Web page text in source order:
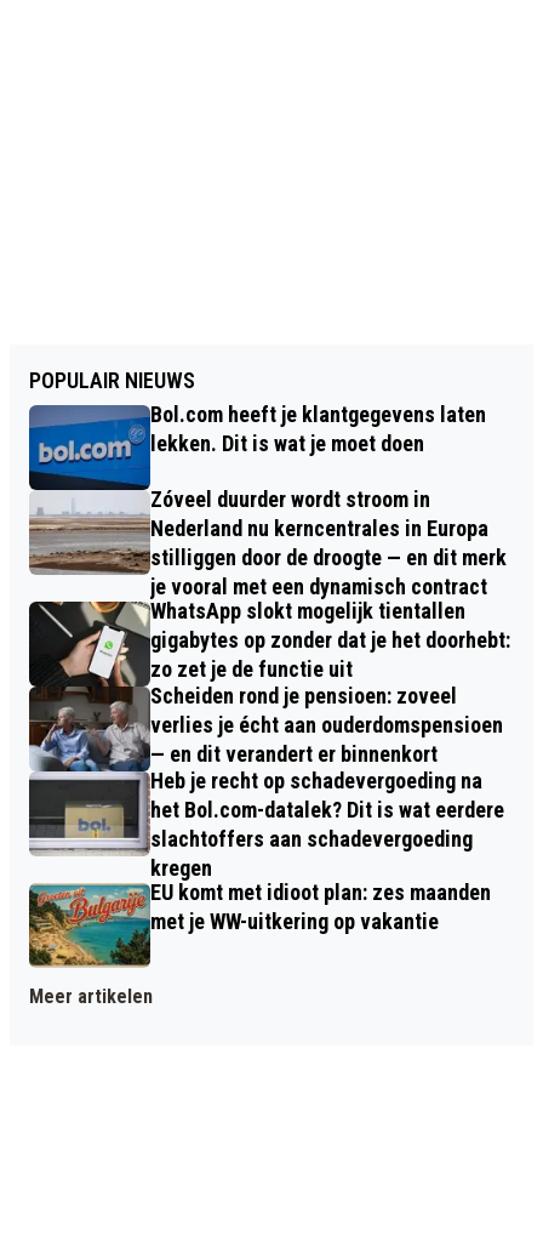
POPULAIR NIEUWS
Bol.com heeft je klantgegevens laten
lekken. Dit is wat je moet doen
Zóveel duurder wordt stroom in
Nederland nu kerncentrales in Europa
stilliggen door de droogte — en dit merk
je vooral met een dynamisch contract
WhatsApp slokt mogelijk tientallen
gigabytes op zonder dat je het doorhebt:
zo zet je de functie uit
Scheiden rond je pensioen: zoveel
verlies je écht aan ouderdomspensioen
— en dit verandert er binnenkort
Heb je recht op schadevergoeding na
het Bol.com-datalek? Dit is wat eerdere
slachtoffers aan schadevergoeding
kregen
EU komt met idioot plan: zes maanden
met je WW-uitkering op vakantie
Meer artikelen